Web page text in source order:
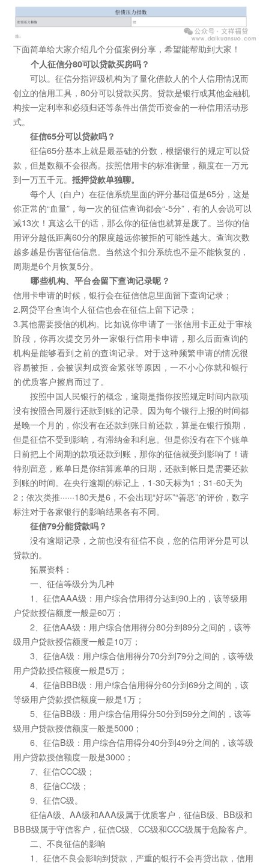
下面简单给大家介绍几个分值案例分享，希望能帮助到大家！
个人征信分80可以贷款买房吗？
可以。征信分指评级机构为了量化借款人的个人信用情况而
创立的信用工具，80分可以贷款买房。贷款是银行或其他金融机
构按一定利率和必须归还等条件出借货币资金的一种信用活动形
式。
征信65分可以贷款吗？
征信65分基本上就是最基础的分数，根据银行的规定可以贷
款，但是数额不会很高。按照信用卡的标准衡量，额度在一万元
到一万五千元。抵押贷款单独聊。
每个人（白户）在征信系统里面的评分基础值是65分，这是
你正常的“血量”，每一次的征信查询都会“-5分”，有的人会说可以
减13次！真这么干的话，那么你的征信也就算是废了。当你的信
用评分越低距离60分的限度越远你被拒的可能性越大。查询次数
越多越是伤害征信信息。当然这个扣分系统也不是不能恢复的，
周期是6个月恢复5分。
哪些机构、平台会留下查询记录呢？
信用卡申请的时候，银行会在征信信息里面留下查询记录；
2.网贷平台查询个人征信也会在征信上留下记录；
3.其他需要授信的机构。 比如说你申请了一张信用卡正处于审核
阶段，你再次提交另外一家银行信用卡申请，那么后面查询的
机构是能够看到之前的查询记录。 对于这种频繁申请的情况很
容易被拒，会被误判成资金紧张等原因，一不小心你就和银行
的优质客户擦肩而过了。
按照中国人民银行的概念，逾期是指你按照规定时间内款项
没有按照合同履行还款到账的记录。因为每个银行上报的时间都
是晚一个月的，你没有在还款到账日前还款，算是在银行预期，
但是征信不受到影响，有滞纳金和利息。但是你没有在下个账单
日前把上个周期的款项还款到账，那你的征信就受到影响了！请
特别留意，账单日是你结算账单的日期，还款到帐日是需要还款
到账的时间。在央行逾期的标记上，1-30天标为1；31-60天为
2；依次类推······180天是6，不会出现“好坏”“善恶”的评价，数字
标注对于各家银行的影响结果各有不同。
征信79分能贷款吗？
没有逾期记录，之前也没有征信不良，您的信用评分是可以
贷款的。
拓展资料：
一、征信等级分为几种
1、征信AAA级：用户综合信用得分达到90上的，该等级用
户贷款授信额度一般是60万；
2、征信AA级：用户综合信用得分80分到89分之间的，该等
级用户贷款授信额度一般是10万；
3、征信A级：用户综合信用得分70分到79分之间的，该等级
用户贷款授信额度一般是5万；
4、征信BBB级：用户综合信用得分60分到69分之间的，该
等级用户贷款授信额度一般是1万；
5、征信BB级：用户综合信用得分50分到59分之间的，该等
级用户贷款授信额度一般是5000；
6、征信B级：用户综合信用得分40分到49分之间的，该等级
用户贷款授信额度一般是3000；
7、征信CCC级；
8、征信CC级；
9、征信C级。
征信A级、AA级和AAA级属于优质客户，征信B级、BB级和
BBB级属于守信客户，征信C级、CC级和CCC级属于危险客户。
二、不良征信的影响
1、征信不良会影响到贷款，严重的银行不会再贷出款，信用